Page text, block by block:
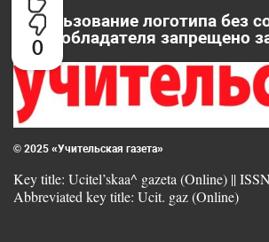
0
Использование логотипа без
правообладателя запрещено
© 2025 «Учительская газета»
Key title: Ucitel’skaa^ gazeta (Online) ||
Abbreviated key title: Ucit. gaz (Online)